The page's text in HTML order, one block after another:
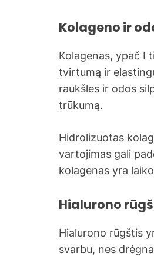
Kolageno ir
Kolagenas, ypač I
tvirtumą ir
raukšles ir odos
trūkumą.
Hidrolizuotas
vartojimas gali
kolagenas yra
Hialurono
Hialurono rūgštis
svarbu, nes